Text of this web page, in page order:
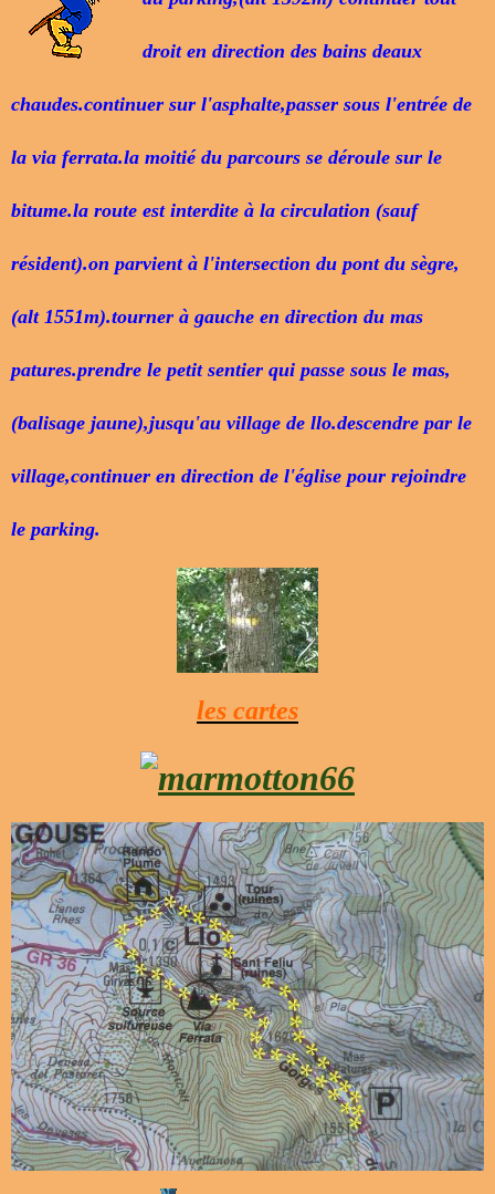
droit en direction des bains deaux
chaudes.continuer sur l'asphalte,passer sous l'entrée de
la via ferrata.la moitié du parcours se déroule sur le
bitume.la route est interdite à la circulation (sauf
résident).on parvient à l'intersection du pont du sègre,
(alt 1551m).tourner à gauche en direction du mas
patures.prendre le petit sentier qui passe sous le mas,
(balisage jaune),jusqu'au village de llo.descendre par le
village,continuer en direction de l'église pour rejoindre
le parking.
les cartes